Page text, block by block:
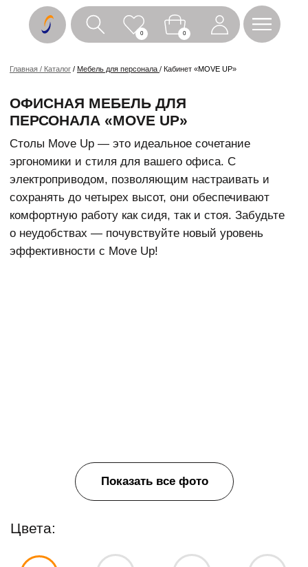
0 0
ОФИСНАЯ МЕБЕЛЬ ДЛЯ
Столы Move Up — это идеальное сочетание
эргономики и стиля для вашего офиса. С
электроприводом, позволяющим настраивать и
сохранять до четырех высот, они обеспечивают
о неудобствах — почувствуйте новый уровень
эффективности с Move Up!
Бриллиант